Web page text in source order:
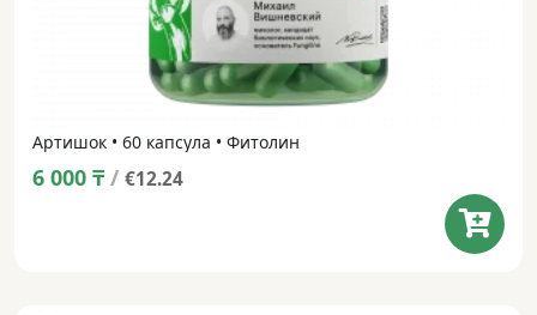
Артишок • 60 капсула • Фитолин
6 000 ₸ / €12.24